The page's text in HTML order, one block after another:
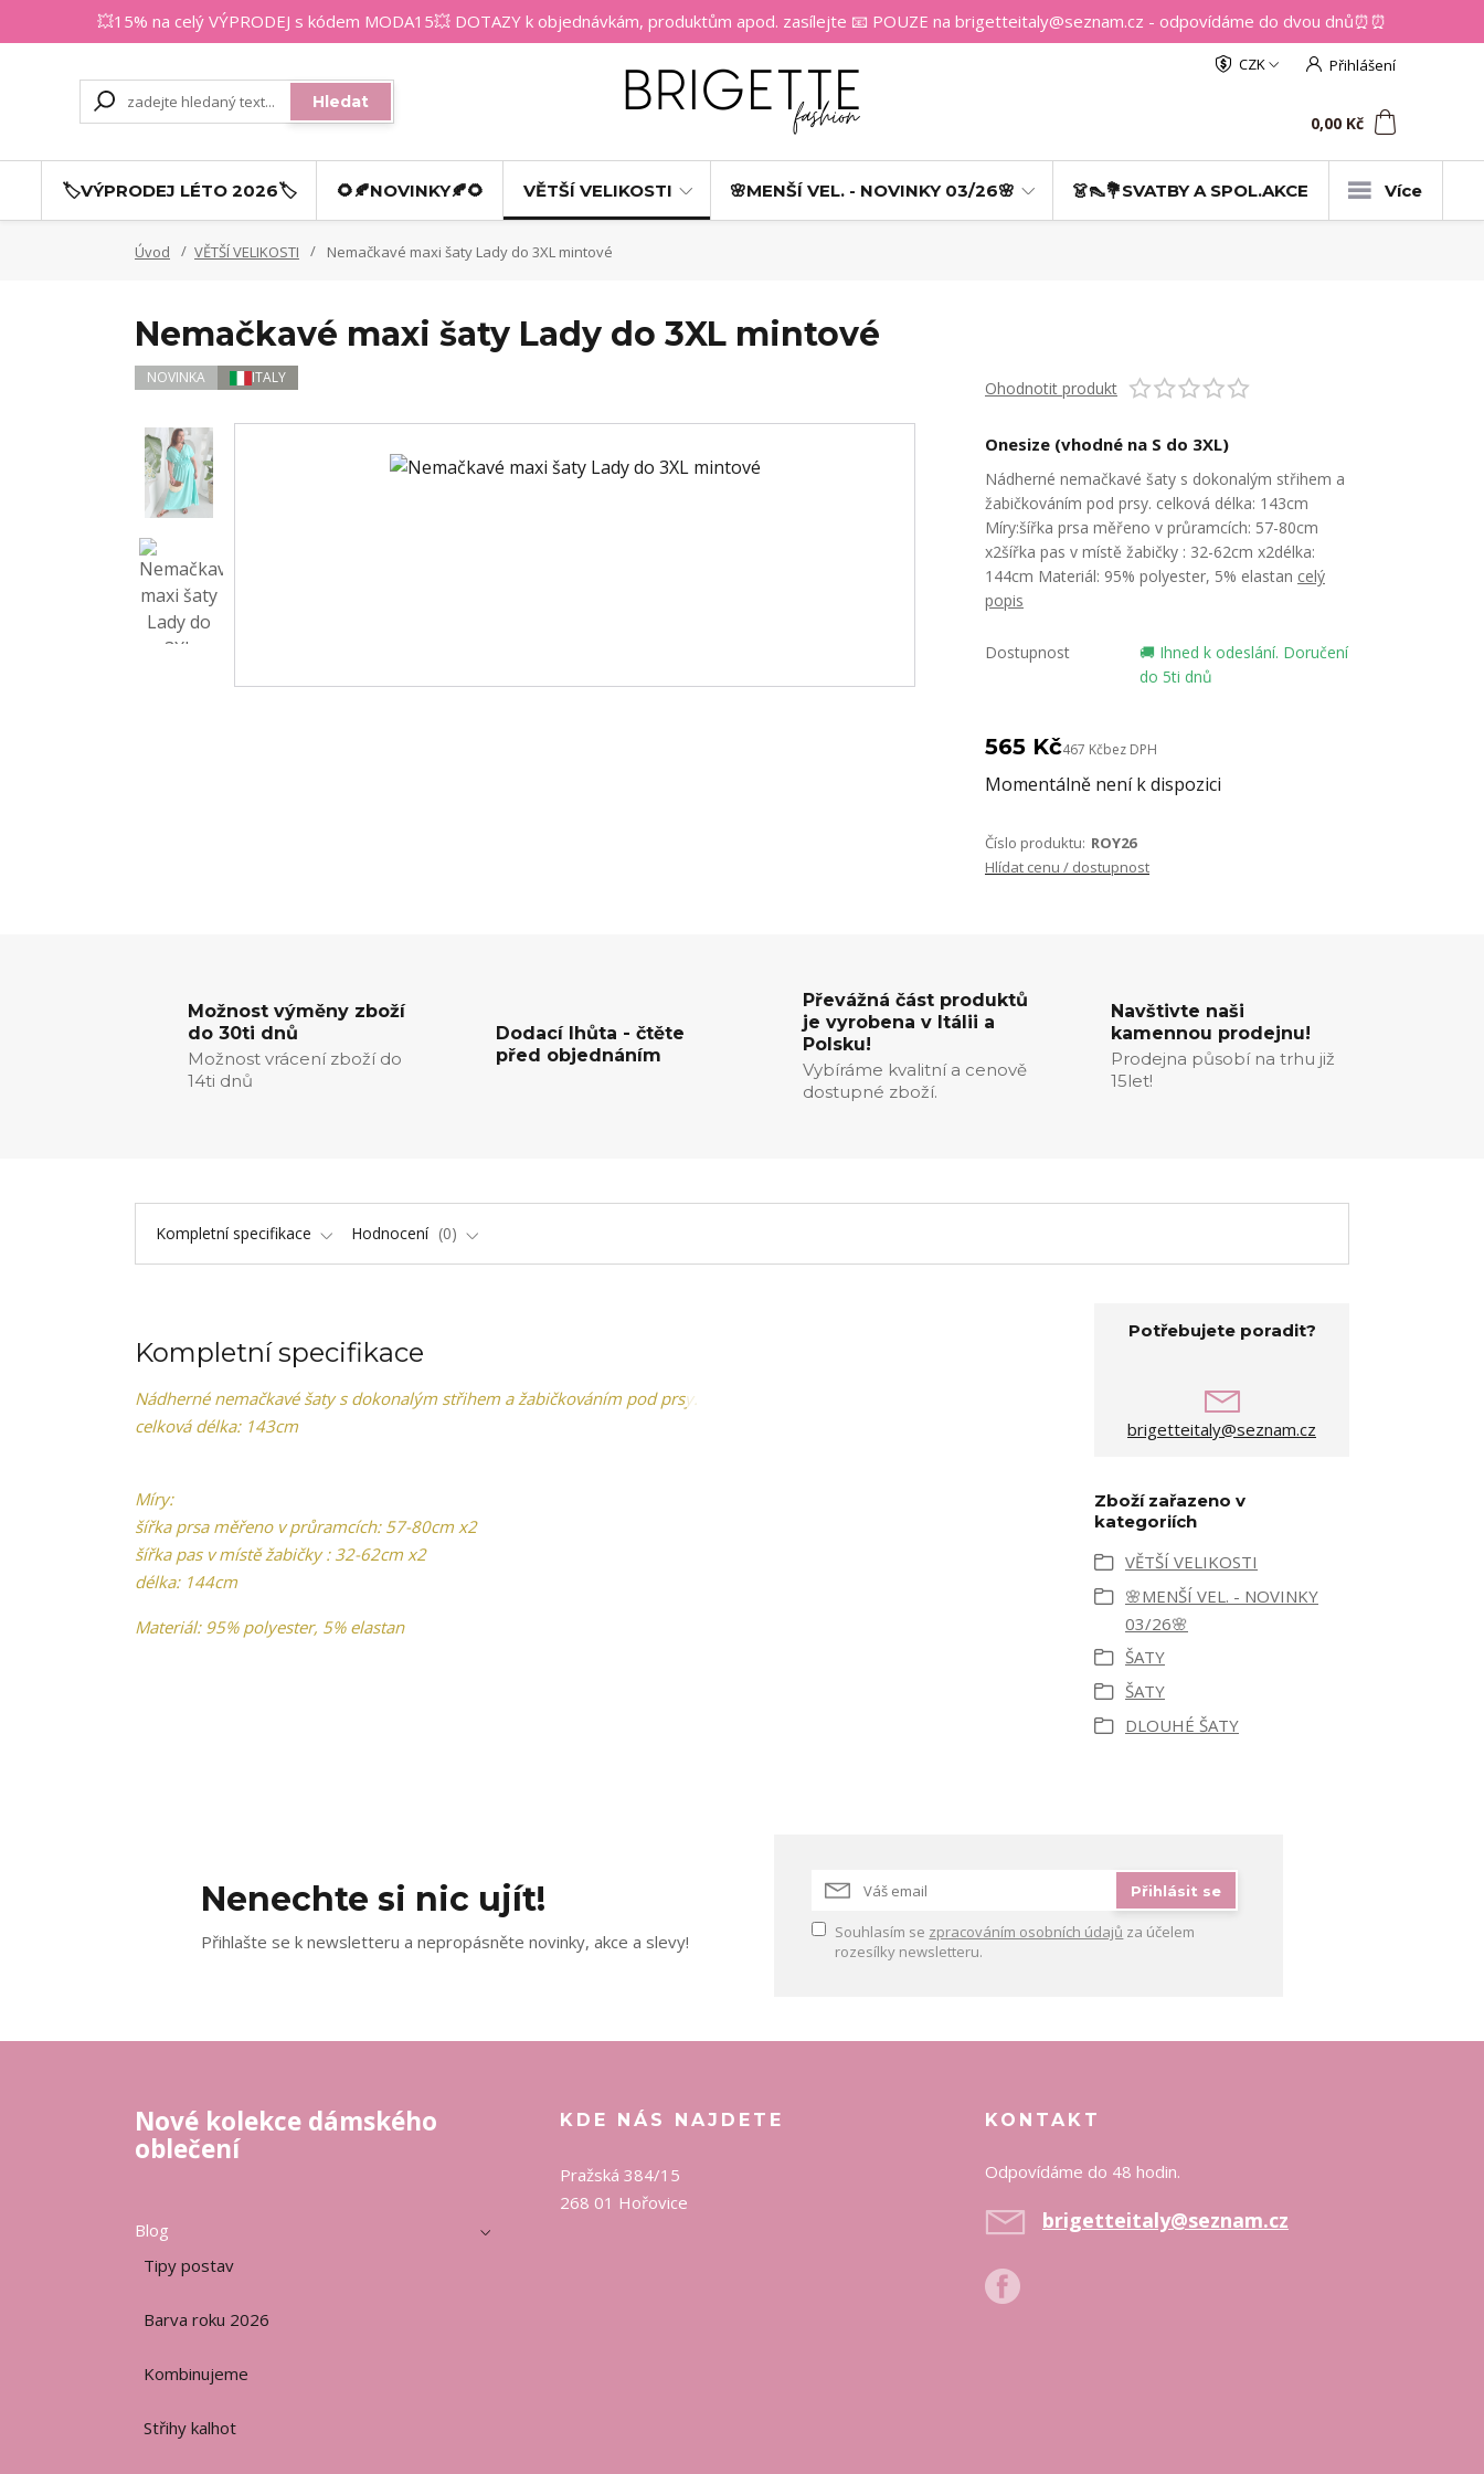
💥15% na celý VÝPRODEJ s kódem MODA15💥 DOTAZY k objednávkám, produktům apod. zasílejte 📧 POUZE na brigetteitaly@seznam.cz - odpovídáme do dvou dnů⏰⏰
CZK
Přihlášení
Hledat
0,00 Kč
🏷️VÝPRODEJ LÉTO 2026🏷️ 🌻🍂NOVINKY🍂🌻 VĚTŠÍ VELIKOSTI 🌸MENŠÍ VEL. - NOVINKY 03/26🌸 👗👠💐SVATBY A SPOL.AKCE Více
Úvod VĚTŠÍ VELIKOSTI Nemačkavé maxi šaty Lady do 3XL mintové
Nemačkavé maxi šaty Lady do 3XL mintové
NOVINKA ITALY Ohodnotit produkt
Onesize (vhodné na S do 3XL)
Nádherné nemačkavé šaty s dokonalým střihem a
žabičkováním pod prsy. celková délka: 143cm
Míry:šířka prsa měřeno v průramcích: 57-80cm
x2šířka pas v místě žabičky : 32-62cm x2délka:
144cm Materiál: 95% polyester, 5% elastan celý
popis
Dostupnost
🚚 Ihned k odeslání. Doručení
do 5ti dnů
565 Kč467 Kčbez DPH
Momentálně není k dispozici
Číslo produktu: ROY26
Hlídat cenu / dostupnost
Možnost výměny zboží
do 30ti dnů
Možnost vrácení zboží do
14ti dnů
Dodací lhůta - čtěte
před objednáním
Převážná část produktů
je vyrobena v Itálii a
Polsku!
Vybíráme kvalitní a cenově
dostupné zboží.
Navštivte naši
kamennou prodejnu!
Prodejna působí na trhu již
15let!
Kompletní specifikace Hodnocení 0
Kompletní specifikace
Nádherné nemačkavé šaty s dokonalým střihem a žabičkováním pod prsy.
celková délka: 143cm
Míry:
šířka prsa měřeno v průramcích: 57-80cm x2
šířka pas v místě žabičky : 32-62cm x2
délka: 144cm
Materiál: 95% polyester, 5% elastan
Potřebujete poradit?
brigetteitaly@seznam.cz
Zboží zařazeno v
kategoriích
VĚTŠÍ VELIKOSTI
🌸MENŠÍ VEL. - NOVINKY
03/26🌸
ŠATY
ŠATY
DLOUHÉ ŠATY
Nenechte si nic ujít!
Přihlašte se k newsletteru a nepropásněte novinky, akce a slevy!
Přihlásit se
Souhlasím se zpracováním osobních údajů za účelem
rozesílky newsletteru.
Nové kolekce dámského
oblečení
Blog
Tipy postav
Barva roku 2026
Kombinujeme
Střihy kalhot
KDE NÁS NAJDETE
Pražská 384/15
268 01 Hořovice
KONTAKT
Odpovídáme do 48 hodin.
brigetteitaly@seznam.cz